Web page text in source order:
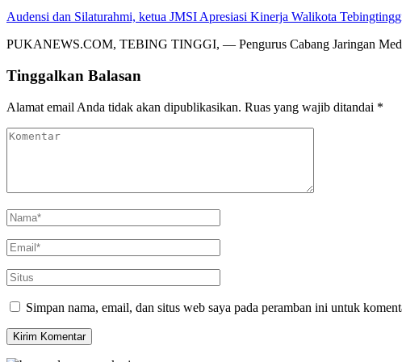
Audensi dan Silaturahmi, ketua JMSI Apresiasi Kinerja Walikota
PUKANEWS.COM, TEBING TINGGI, — Pengurus Cabang Jaringan
Tinggalkan Balasan
Alamat email Anda tidak akan dipublikasikan. Ruas yang wajib ditandai *
Simpan nama, email, dan situs web saya pada peramban ini untuk